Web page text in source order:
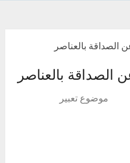
الصداقة بالعناصر
بالعناصر
موضوع تعبير